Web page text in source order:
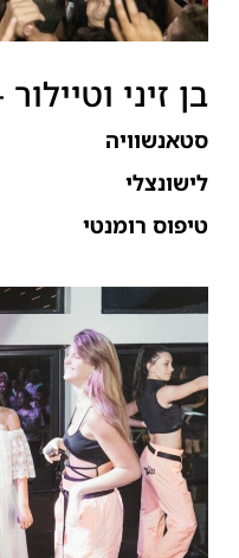
בן זיני
סטאנשוויה
לישונצלי
טיפוס רומנטי